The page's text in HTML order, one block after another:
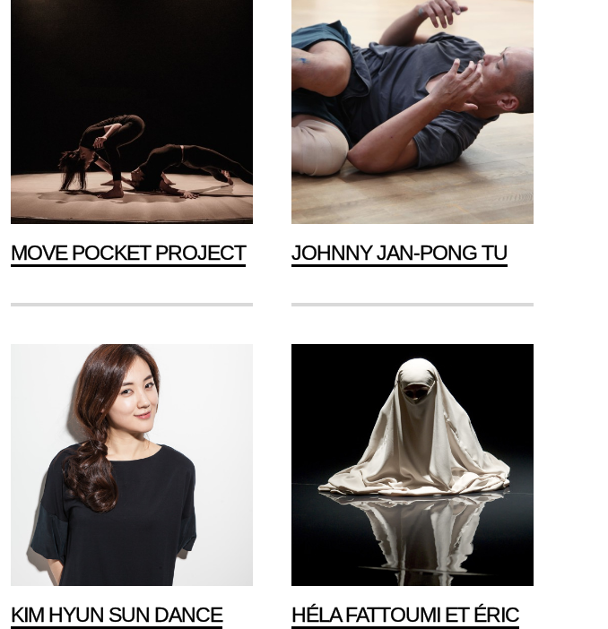
MOVE POCKET PROJECT JOHNNY JAN-PONG TU
KIM HYUN SUN DANCE
HÉLA FATTOUMI ET ÉRIC